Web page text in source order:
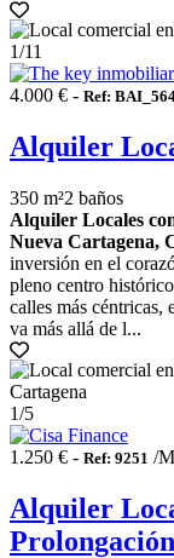
1/11
4.000 € - Ref:
Alquiler
350 m²2 baños
Alquiler Locales
Nueva Cartagena,
inversión en el
pleno centro
calles más céntricas,
va más allá de l...
1/5
1.250 € - Ref: 9251 /
Alquiler